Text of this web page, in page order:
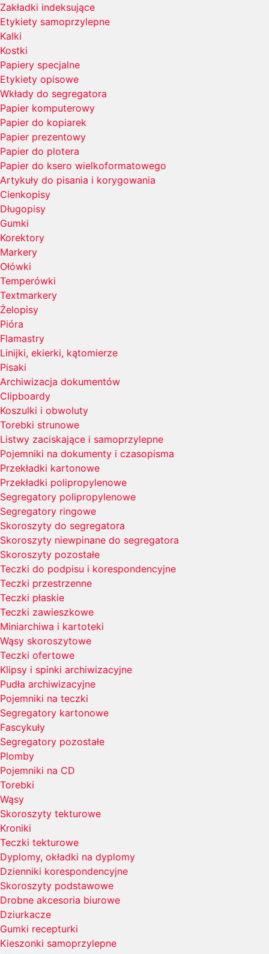
Zakładki indeksujące
Etykiety samoprzylepne
Kalki
Kostki
Papiery specjalne
Etykiety opisowe
Wkłady do segregatora
Papier komputerowy
Papier do kopiarek
Papier prezentowy
Papier do plotera
Papier do ksero wielkoformatowego
Artykuły do pisania i korygowania
Cienkopisy
Długopisy
Gumki
Korektory
Markery
Ołówki
Temperówki
Textmarkery
Żelopisy
Pióra
Flamastry
Linijki, ekierki, kątomierze
Pisaki
Archiwizacja dokumentów
Clipboardy
Koszulki i obwoluty
Torebki strunowe
Listwy zaciskające i samoprzylepne
Pojemniki na dokumenty i czasopisma
Przekładki kartonowe
Przekładki polipropylenowe
Segregatory polipropylenowe
Segregatory ringowe
Skoroszyty do segregatora
Skoroszyty niewpinane do segregatora
Skoroszyty pozostałe
Teczki do podpisu i korespondencyjne
Teczki przestrzenne
Teczki płaskie
Teczki zawieszkowe
Miniarchiwa i kartoteki
Wąsy skoroszytowe
Teczki ofertowe
Klipsy i spinki archiwizacyjne
Pudła archiwizacyjne
Pojemniki na teczki
Segregatory kartonowe
Fascykuły
Segregatory pozostałe
Plomby
Pojemniki na CD
Torebki
Wąsy
Skoroszyty tekturowe
Kroniki
Teczki tekturowe
Dyplomy, okładki na dyplomy
Dzienniki korespondencyjne
Skoroszyty podstawowe
Drobne akcesoria biurowe
Dziurkacze
Gumki recepturki
Kieszonki samoprzylepne